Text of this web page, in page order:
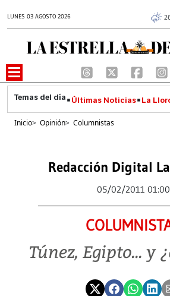
LUNES 03 AGOSTO 2026
Últimas Noticias La
Inicio> Opinión> Columnistas
Redacción Digital
05/02/2011 01:00
Túnez, Egipto... y